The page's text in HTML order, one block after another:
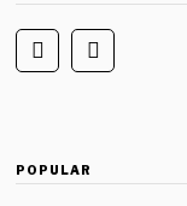
POPULAR